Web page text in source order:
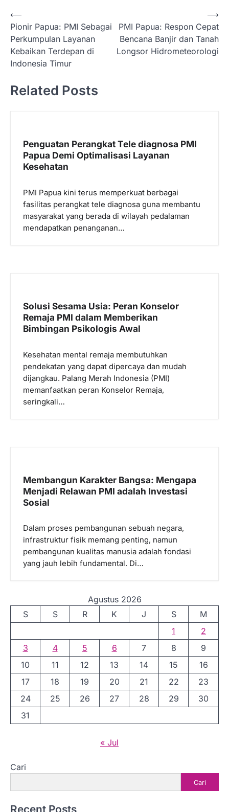
N
a
v
i
a
⟵
Pionir Papua: PMI Sebagai
Perkumpulan Layanan
Kebaikan Terdepan di
Indonesia Timur
PMI Papua: Respon Cepat
Bencana Banjir dan Tanah
Longsor Hidrometeorologi
⟶
Related Posts
Penguatan Perangkat Tele diagnosa PMI
Papua Demi Optimalisasi Layanan
Kesehatan
PMI Papua kini terus memperkuat berbagai
fasilitas perangkat tele diagnosa guna membantu
masyarakat yang berada di wilayah pedalaman
mendapatkan penanganan…
Solusi Sesama Usia: Peran Konselor
Remaja PMI dalam Memberikan
Bimbingan Psikologis Awal
Kesehatan mental remaja membutuhkan
pendekatan yang dapat dipercaya dan mudah
dijangkau. Palang Merah Indonesia (PMI)
memanfaatkan peran Konselor Remaja,
seringkali…
Membangun Karakter Bangsa: Mengapa
Menjadi Relawan PMI adalah Investasi
Sosial
Dalam proses pembangunan sebuah negara,
infrastruktur fisik memang penting, namun
pembangunan kualitas manusia adalah fondasi
yang jauh lebih fundamental. Di…
Agustus 2026
S
S R K J S
M
1
2
3
4 5 6 7 8
9
10
11 12 13 14 15
16
17
18 19 20 21 22
23
24
25 26 27 28 29
30
31
« Jul
Cari
Cari
Recent Posts